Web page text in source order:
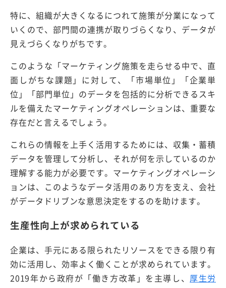
特に、組織が大きくなるにつれて施策が分業になって
いくので、部門間の連携が取りづらくなり、データが
見えづらくなりがちです。
このような「マーケティング施策を走らせる中で、直
面しがちな課題」に対して、「市場単位」「企業単
位」「部門単位」のデータを包括的に分析できるスキ
ルを備えたマーケティングオペレーションは、重要な
存在だと言えるでしょう。
これらの情報を上手く活用するためには、収集・蓄積
データを管理して分析し、それが何を示しているのか
理解する能力が必要です。マーケティングオペレーシ
ョンは、このようなデータ活用のあり方を支え、会社
がデータドリブンな意思決定をするのを助けます。
生産性向上が求められている
企業は、手元にある限られたリソースをできる限り有
効に活用し、効率よく働くことが求められています。
2019年から政府が「働き方改革」を主導し、 厚生労